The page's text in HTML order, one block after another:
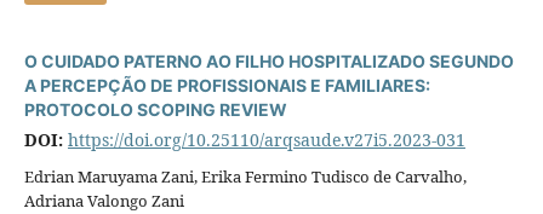
O CUIDADO PATERNO AO FILHO HOSPITALIZADO SEGUNDO
A PERCEPÇÃO DE PROFISSIONAIS E FAMILIARES:
PROTOCOLO SCOPING REVIEW
DOI: https://doi.org/10.25110/arqsaude.v27i5.2023-031
Edrian Maruyama Zani, Erika Fermino Tudisco de Carvalho,
Adriana Valongo Zani